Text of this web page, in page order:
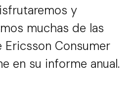
y
muchas de las
Ericsson Consumer
en su informe anual.